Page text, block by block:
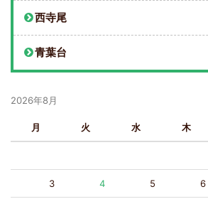
西寺尾
青葉台
2026年8月
月 火 水 木
3 4 5 6